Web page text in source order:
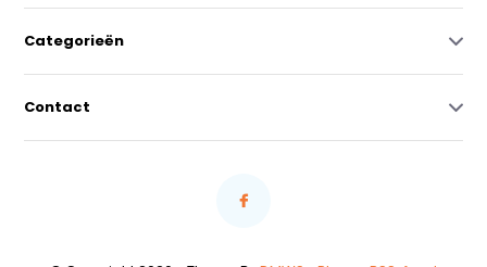
Categorieën
Contact